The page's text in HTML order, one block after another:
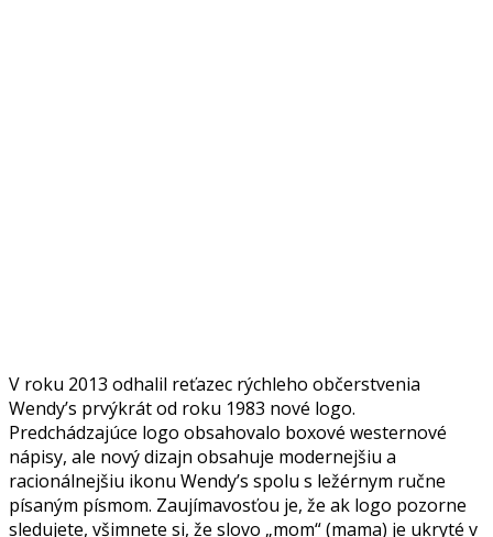
V roku 2013 odhalil reťazec rýchleho občerstvenia
Wendy’s prvýkrát od roku 1983 nové logo.
Predchádzajúce logo obsahovalo boxové westernové
nápisy, ale nový dizajn obsahuje modernejšiu a
racionálnejšiu ikonu Wendy’s spolu s ležérnym ručne
písaným písmom. Zaujímavosťou je, že ak logo pozorne
sledujete, všimnete si, že slovo „mom“ (mama) je ukryté v